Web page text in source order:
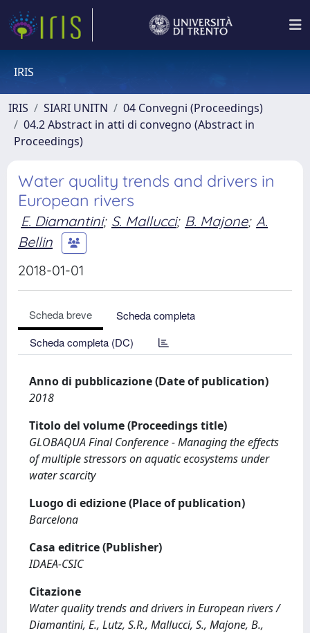
IRIS
IRIS SIARI UNITN
04 Convegni (Proceedings)
04.2 Abstract in atti di convegno (Abstract in
Proceedings)
Water quality trends and drivers in
European rivers
E. Diamantini; S. Mallucci; B. Majone; A.
Bellin
2018-01-01
Scheda breve
Scheda completa
Scheda completa (DC)
Anno di pubblicazione (Date of publication)
2018
Titolo del volume (Proceedings title)
GLOBAQUA Final Conference - Managing the effects
of multiple stressors on aquatic ecosystems under
water scarcity
Luogo di edizione (Place of publication)
Barcelona
Casa editrice (Publisher)
IDAEA-CSIC
Citazione
Water quality trends and drivers in European rivers /
Diamantini, E., Lutz, S.R., Mallucci, S., Majone, B.,